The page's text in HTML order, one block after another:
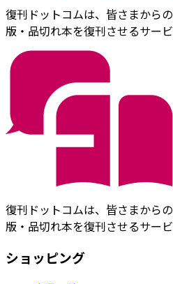
復刊ドットコムは、皆さまから
版・品切れ本を復刊させるサービ
復刊ドットコムは、皆さまから
版・品切れ本を復刊させるサービ
ショッピング